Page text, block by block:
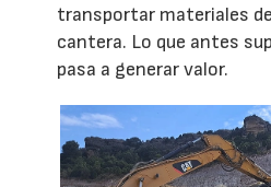
transportar materiales
cantera. Lo que antes
pasa a generar valor.